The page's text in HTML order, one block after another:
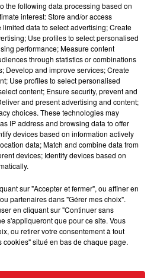
deLilleannonce que 250
prêtes dans sa ville. Elle
aux Lillois pour leur
réfugiés chez eux. Quelques
the following data processing based on
interest: Store and/or access
data to select advertising; Create
Use profiles to select personalised
performance; Measure content
through statistics or combinations
Develop and improve services; Create
Use profiles to select personalised
content; Ensure security, prevent and
and present advertising and content;
choices. These technologies may
IP address and browsing data to offer
devices based on information actively
data; Match and combine data from
devices; Identify devices based on
sur "Accepter et fermer", ou affiner en
partenaires dans "Gérer mes choix".
en cliquant sur "Continuer sans
s'appliqueront que pour ce site. Vous
ou retirer votre consentement à tout
situé en bas de chaque page.